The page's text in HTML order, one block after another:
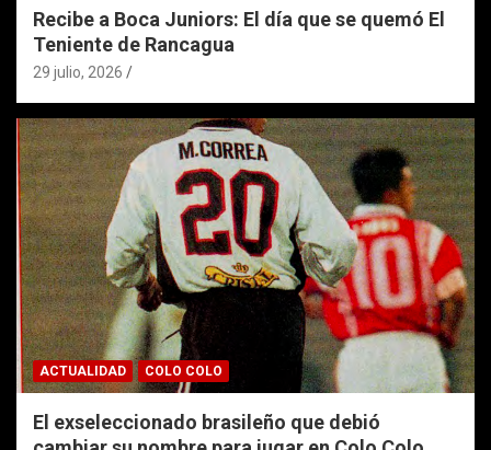
Recibe a Boca Juniors: El día que se quemó El
Teniente de Rancagua
29 julio, 2026
ACTUALIDAD COLO COLO
El exseleccionado brasileño que debió